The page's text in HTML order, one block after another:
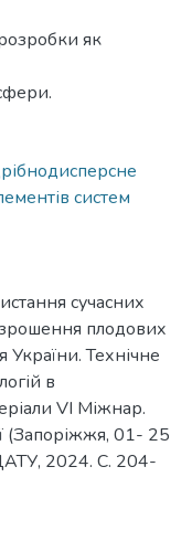
як
систем
сучасних
плодових
України. Технічне
в
VІ Міжнар.
(Запоріжжя, 01- 25
2024. С. 204-